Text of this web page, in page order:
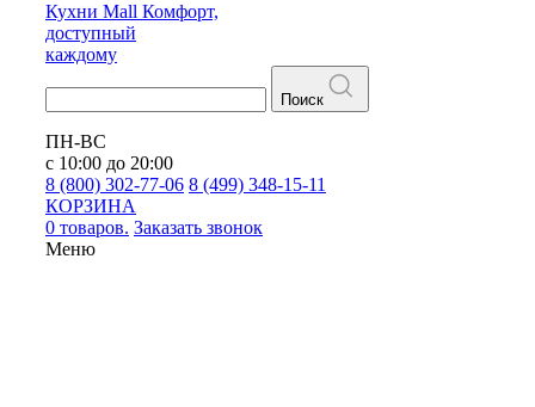
Кухни Mall Комфорт,
доступный
каждому
Поиск
ПН-ВС
с 10:00 до 20:00
8 (800) 302-77-06 8 (499) 348-15-11
КОРЗИНА
0 товаров. Заказать звонок
Меню